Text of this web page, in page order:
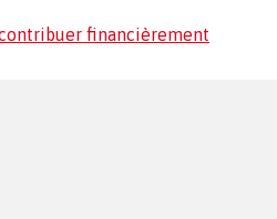
financièrement